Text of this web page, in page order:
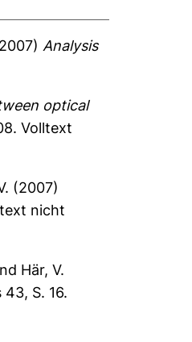
Analysis
optical
Volltext
(2007)
nicht
Här, V.
S. 16.